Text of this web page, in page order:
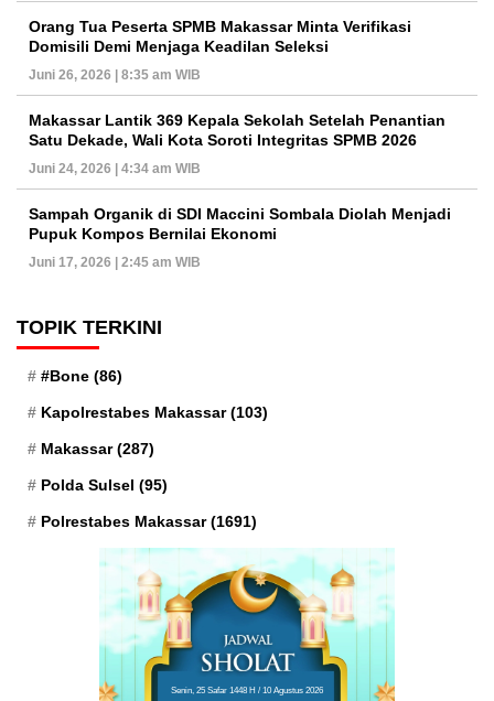
Orang Tua Peserta SPMB Makassar Minta Verifikasi
Domisili Demi Menjaga Keadilan Seleksi
Juni 26, 2026 | 8:35 am WIB
Makassar Lantik 369 Kepala Sekolah Setelah Penantian
Satu Dekade, Wali Kota Soroti Integritas SPMB 2026
Juni 24, 2026 | 4:34 am WIB
Sampah Organik di SDI Maccini Sombala Diolah Menjadi
Pupuk Kompos Bernilai Ekonomi
Juni 17, 2026 | 2:45 am WIB
TOPIK TERKINI
#Bone (86)
Kapolrestabes Makassar(103)
Makassar(287)
Polda Sulsel (95)
Polrestabes Makassar(1691)
Senin, 25 Safar 1448 H / 10 Agustus 2026